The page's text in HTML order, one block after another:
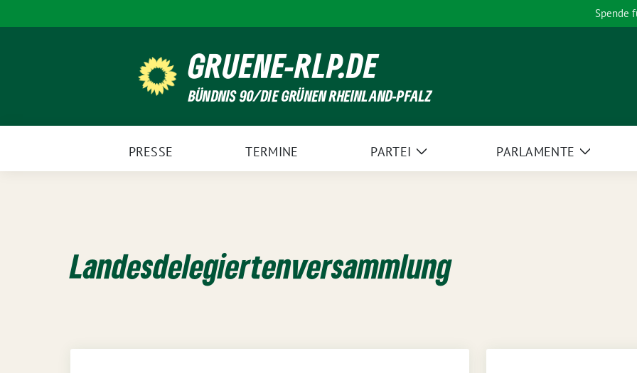
zum
Spende
GRUENE-RLP.DE
BÜNDNIS 90/DIE GRÜNEN RHEINLAND-PFALZ
PRESSE TERMINE PARTEI
Zeige
PARLAMENTE
Zeige
Landesdelegiertenversammlung